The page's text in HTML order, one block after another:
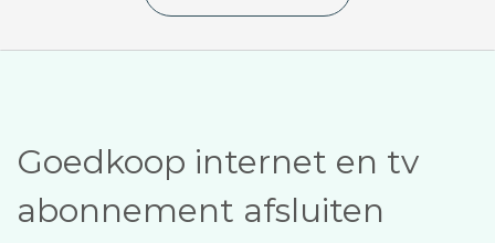
Goedkoop internet en tv
abonnement afsluiten